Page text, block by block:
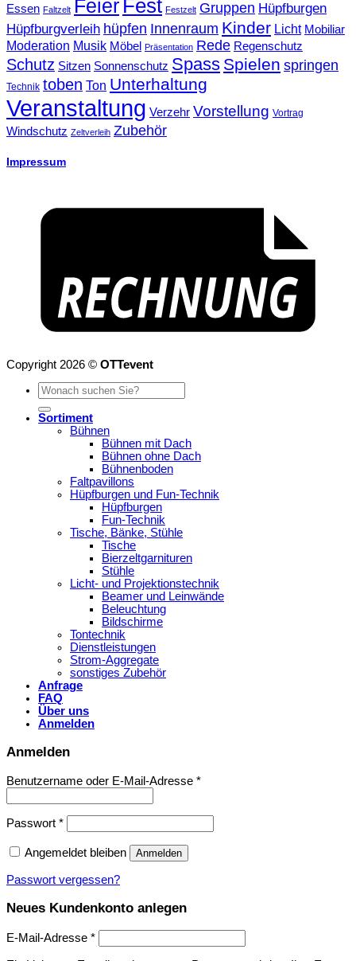
Essen Faltzelt Feier Fest Festzelt Gruppen Hüpfburgen
Hüpfburgverleih hüpfen Innenraum Kinder Licht Mobiliar
Moderation Musik Möbel Präsentation Rede Regenschutz
Schutz Sitzen Sonnenschutz Spass Spielen springen
Technik toben Ton Unterhaltung
Veranstaltung Verzehr Vorstellung Vortrag
Windschutz Zeltverleih Zubehör
Impressum
Copyright 2026 © OTTevent
Suchen
nach:
Sortiment
Bühnen
Bühnen mit Dach
Bühnen ohne Dach
Bühnenboden
Faltpavillons
Hüpfburgen und Fun-Technik
Hüpfburgen
Fun-Technik
Tische, Bänke, Stühle
Tische
Bierzeltgarnituren
Stühle
Licht- und Projektionstechnik
Beamer und Leinwände
Beleuchtung
Bildschirme
Tontechnik
Dienstleistungen
Strom-Aggregate
sonstiges Zubehör
Anfrage
FAQ
Über uns
Anmelden
Anmelden
Benutzername oder E-Mail-Adresse *
Passwort *
Angemeldet bleiben Anmelden
Passwort vergessen?
Neues Kundenkonto anlegen
E-Mail-Adresse *